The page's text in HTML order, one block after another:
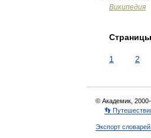
Википедия
Страницы
1 2
© Академик,
👣
Экспорт